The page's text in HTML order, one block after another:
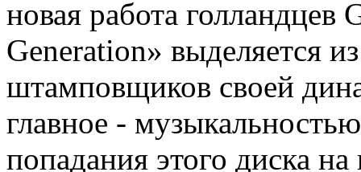
новая работа
Generation» выделяется
штамповщиков своей
главное -
попадания этого диска